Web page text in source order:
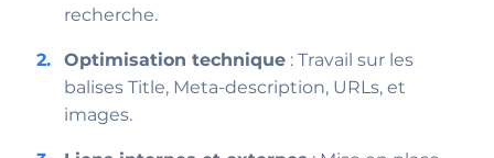
recherche.
Optimisation technique : Travail sur les
balises Title, Meta-description, URLs, et
images.